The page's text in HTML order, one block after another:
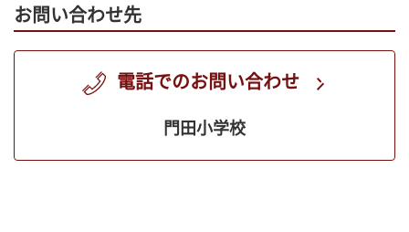
お問い合わせ先
電話でのお問い合わせ
門田小学校